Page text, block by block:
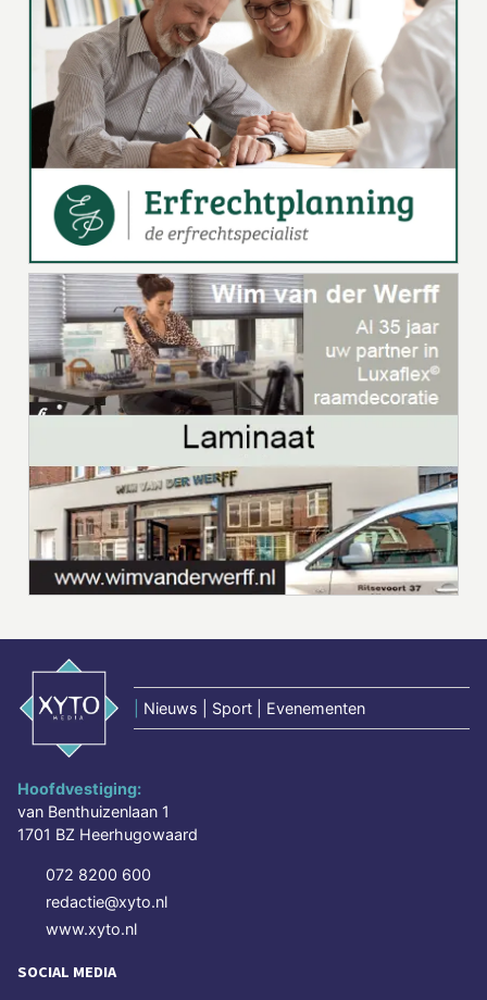
Nieuws | Sport | Evenementen
Hoofdvestiging:
van Benthuizenlaan 1
1701 BZ Heerhugowaard
072 8200 600
redactie@xyto.nl
www.xyto.nl
SOCIAL MEDIA